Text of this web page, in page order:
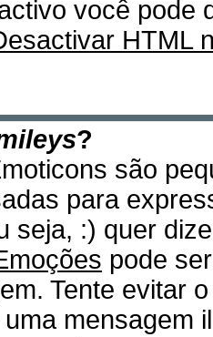
você pode
HTML
?
são
para
seja, :) quer
pode
Tente evitar
mensagem